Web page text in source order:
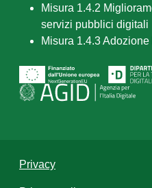
Misura 1.4.2
servizi pubblici digitali
Misura 1.4.3 Adozione
Privacy